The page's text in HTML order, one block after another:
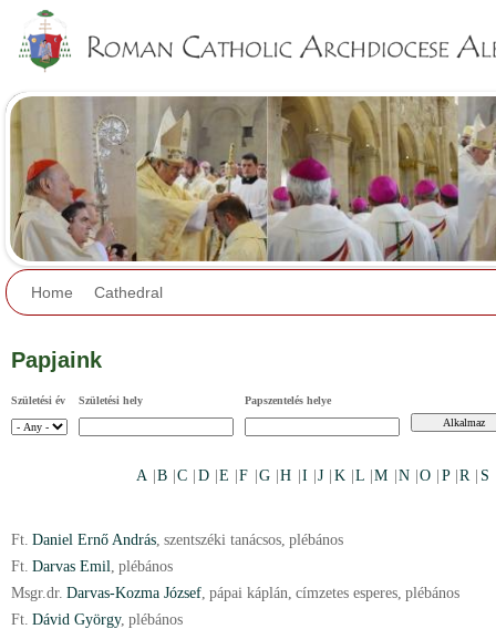
Home Cathedral
Papjaink
Születési év Születési hely Papszentelés helye
A B |C D |E |F G |H I |J K L |M N |O P |R S
Ft. Daniel Ernő András, szentszéki tanácsos, plébános
Ft. Darvas Emil, plébános
Msgr.dr. Darvas-Kozma József, pápai káplán, címzetes esperes, plébános
Ft. Dávid György, plébános